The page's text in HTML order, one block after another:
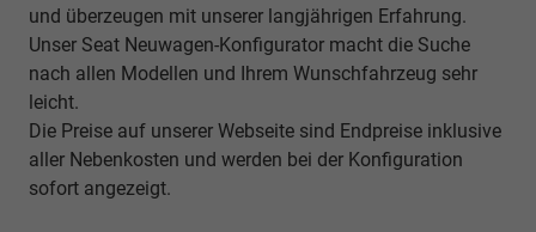
und überzeugen mit unserer langjährigen Erfahrung.
Unser Seat Neuwagen-Konfigurator macht die Suche
nach allen Modellen und Ihrem Wunschfahrzeug sehr
leicht.
Die Preise auf unserer Webseite sind Endpreise inklusive
aller Nebenkosten und werden bei der Konfiguration
sofort angezeigt.